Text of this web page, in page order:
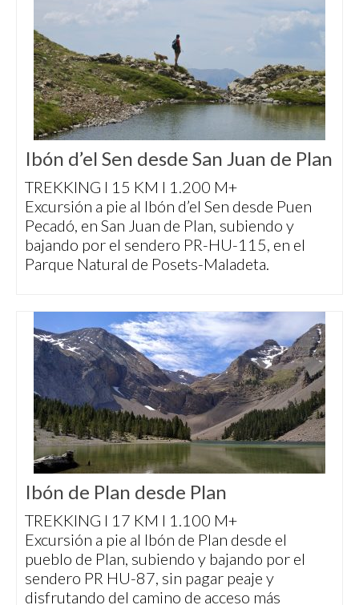
Ibón d’el Sen desde San Juan de Plan
TREKKING I 15 KM I 1.200 M+
Excursión a pie al Ibón d’el Sen desde Puen
Pecadó, en San Juan de Plan, subiendo y
bajando por el sendero PR-HU-115, en el
Parque Natural de Posets-Maladeta.
Ibón de Plan desde Plan
TREKKING I 17 KM I 1.100 M+
Excursión a pie al Ibón de Plan desde el
pueblo de Plan, subiendo y bajando por el
sendero PR HU-87, sin pagar peaje y
disfrutando del camino de acceso más